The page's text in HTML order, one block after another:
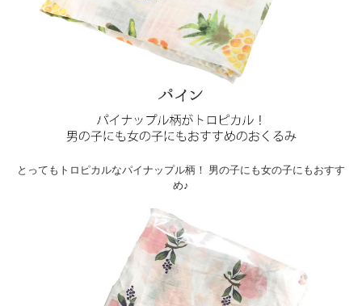
とってもトロピカルなパイナップル柄！ 男の子にも女の子にもおすす
め♪